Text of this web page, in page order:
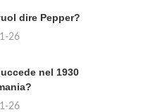
dire Pepper?
26
nel 1930
26